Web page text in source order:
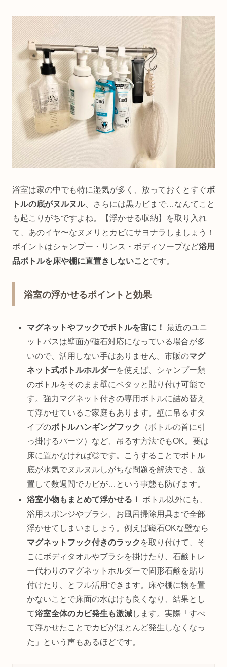
浴室は家の中でも特に湿気が多く、放っておくとすぐボ
トルの底がヌルヌル、さらには黒カビまで…なんてこと
も起こりがちですよね。【浮かせる収納】を取り入れ
て、あのイヤ〜なヌメリとカビにサヨナラしましょう！
ポイントはシャンプー・リンス・ボディソープなど浴用
品ボトルを床や棚に直置きしないことです。
浴室の浮かせるポイントと効果
マグネットやフックでボトルを宙に！ 最近のユニ
ットバスは壁面が磁石対応になっている場合が多
いので、活用しない手はありません。市販のマグ
ネット式ボトルホルダーを使えば、シャンプー類
のボトルをそのまま壁にペタッと貼り付け可能で
す。強力マグネット付きの専用ボトルに詰め替え
て浮かせているご家庭もあります。壁に吊るすタ
イプのボトルハンギングフック
（ボトルの首に引
っ掛けるパーツ）など、吊るす方法でもOK。要は
床に置かなければ◎です。こうすることでボトル
底が水気でヌルヌルしがちな問題を解決でき、放
置して数週間でカビが…という事態も防げます。
浴室小物もまとめて浮かせる！
ボトル以外にも、
浴用スポンジやブラシ、お風呂掃除用具まで全部
浮かせてしまいましょう。例えば磁石OKな壁なら
マグネットフック付きのラック を取り付けて、そ
こにボディタオルやブラシを掛けたり、石鹸トレ
ー代わりのマグネットホルダーで固形石鹸を貼り
付けたり、とフル活用できます。床や棚に物を置
かないことで床面の水はけも良くなり、結果とし
て浴室全体のカビ発生も激減します。実際「すべ
て浮かせたことでカビがほとんど発生しなくなっ
た」という声もあるほどです。